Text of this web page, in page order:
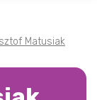
Matusiak